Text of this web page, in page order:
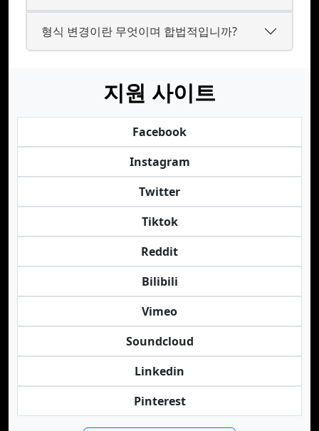
형식 변경이란 무엇이며 합법적입니까?
지원 사이트
Facebook
Instagram
Twitter
Tiktok
Reddit
Bilibili
Vimeo
Soundcloud
Linkedin
Pinterest